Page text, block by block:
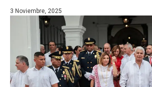
3 Noviembre, 2025